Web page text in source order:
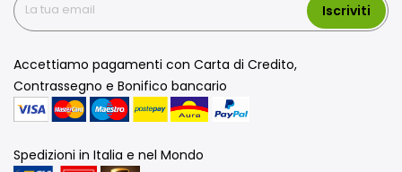
Iscriviti
Accettiamo pagamenti con Carta di Credito,
Contrassegno e Bonifico bancario
Spedizioni in Italia e nel Mondo